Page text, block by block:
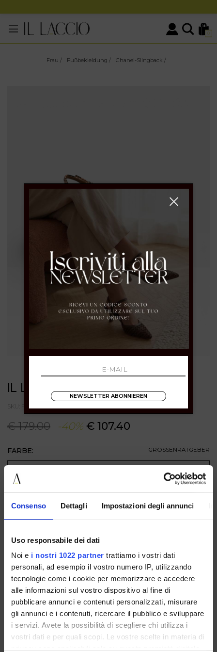
Consenso Dettagli Impostazioni degli annunci
Uso responsabile dei dati
Noi e i nostri 1022 partner trattiamo i vostri dati
personali, ad esempio il vostro numero IP, utilizzando
tecnologie come i cookie per memorizzare e accedere
alle informazioni sul vostro dispositivo al fine di
pubblicare annunci e contenuti personalizzati, misurare
gli annunci e i contenuti, ricercare il pubblico e sviluppare
i servizi. Avete la possibilità di scegliere chi utilizza i
vostri dati e per quali scopi. Le vostre scelte in materia di
0
Frau / Fußbekleidung / Chanel-Slingback /
IL LACCIO
SKU: R1910PITONEBEIGE
€ 179.00 -40% € 107.40
FARBE: GRÖSSENRATGEBER
ZUM WARENKORB HINZUFÜGEN
VERFÜGBAR IN
R1910PITONET.MORO
NEWSLETTER ABONNIEREN